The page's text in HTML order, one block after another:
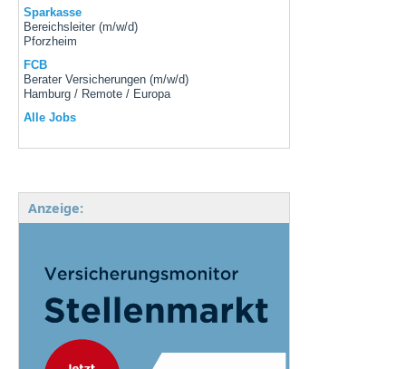
Sparkasse
Bereichsleiter (m/w/d)
Pforzheim
FCB
Berater Versicherungen (m/w/d)
Hamburg / Remote / Europa
Alle Jobs
Anzeige: